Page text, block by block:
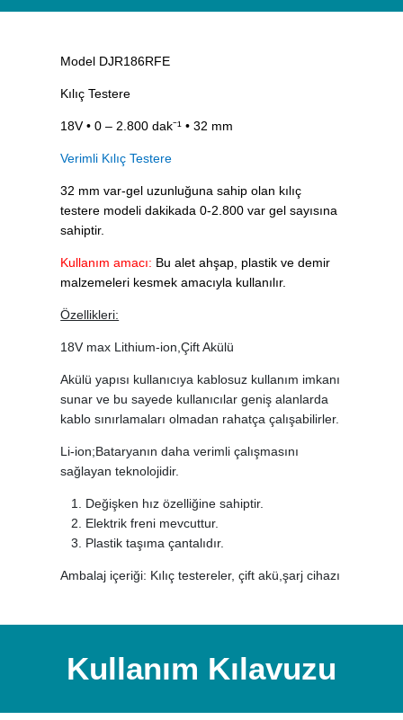
Model DJR186RFE
Kılıç Testere
18V • 0 – 2.800 dak⁻¹ • 32 mm
Verimli Kılıç Testere
32 mm var-gel uzunluğuna sahip olan kılıç
testere modeli dakikada 0-2.800 var gel sayısına
sahiptir.
Kullanım amacı: Bu alet ahşap, plastik ve demir
malzemeleri kesmek amacıyla kullanılır.
Özellikleri:
18V max Lithium-ion,Çift Akülü
Akülü yapısı kullanıcıya kablosuz kullanım imkanı
sunar ve bu sayede kullanıcılar geniş alanlarda
kablo sınırlamaları olmadan rahatça çalışabilirler.
Li-ion;Bataryanın daha verimli çalışmasını
sağlayan teknolojidir.
Değişken hız özelliğine sahiptir.
Elektrik freni mevcuttur.
Plastik taşıma çantalıdır.
Ambalaj içeriği: Kılıç testereler, çift akü,şarj cihazı
Kullanım Kılavuzu